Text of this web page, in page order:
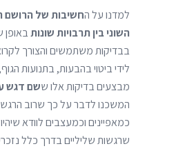
למדנו על החשיבות של הרושם
השוני בין תרבויות שונותבאופן
בבדיקות משתמשים והצורך
לידי ביטוי בהבעות, בתנועות
מבצעים בדיקות אלו ששם דגש
המשכנו לדבר על כך שרוב
כמאפיינים וכמעצבים לוודא
שרגשות שליליים בדרך כלל